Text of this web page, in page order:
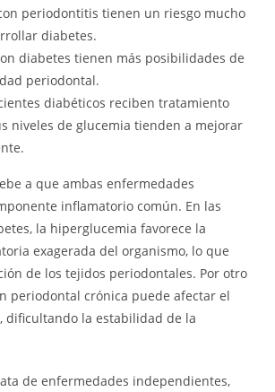
periodontitis tienen un riesgo mucho
diabetes.
diabetes tienen más posibilidades de
periodontal.
diabéticos reciben tratamiento
niveles de glucemia tienden a mejorar
a que ambas enfermedades
inflamatorio común. En las
la hiperglucemia favorece la
exagerada del organismo, lo que
de los tejidos periodontales. Por otro
periodontal crónica puede afectar el
dificultando la estabilidad de la
de enfermedades independientes,